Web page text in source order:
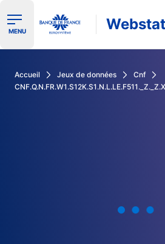
Ouvrir le menu de navigation
MENU Webstat
Accueil Jeux de données
Cnf